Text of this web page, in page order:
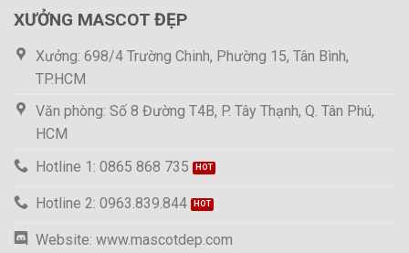
XƯỞNG MASCOT ĐẸP
Xưởng: 698/4 Trường Chinh, Phường 15, Tân Bình,
TP.HCM
Văn phòng: Số 8 Đường T4B, P. Tây Thạnh, Q. Tân Phú,
HCM
Hotline 1: 0865 868 735
Hotline 2: 0963.839.844
Website: www.mascotdep.com